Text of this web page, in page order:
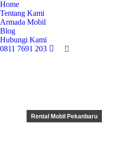
Home
Tentang Kami
Armada Mobil
Blog
Hubungi Kami
0811 7691 203
Search:
Rental Mobil Pekanbaru